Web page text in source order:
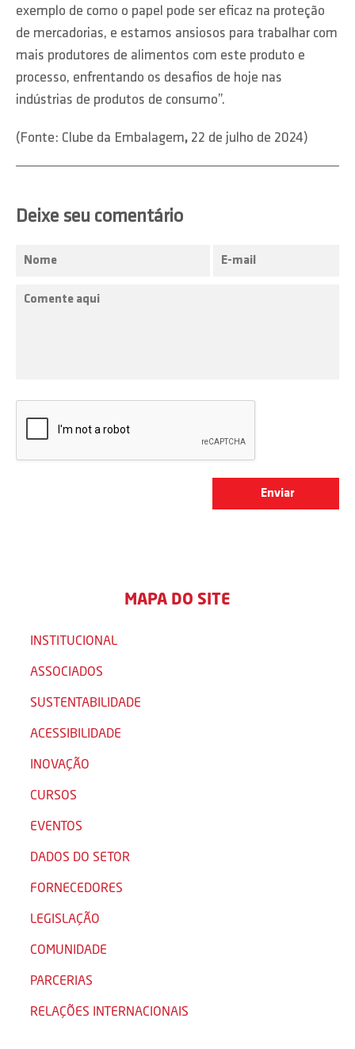
exemplo de como o papel pode ser eficaz na proteção
de mercadorias, e estamos ansiosos para trabalhar com
mais produtores de alimentos com este produto e
processo, enfrentando os desafios de hoje nas
indústrias de produtos de consumo”.
(Fonte: Clube da Embalagem, 22 de julho de 2024)
Deixe seu comentário
MAPA DO SITE
INSTITUCIONAL
ASSOCIADOS
SUSTENTABILIDADE
ACESSIBILIDADE
INOVAÇÃO
CURSOS
EVENTOS
DADOS DO SETOR
FORNECEDORES
LEGISLAÇÃO
COMUNIDADE
PARCERIAS
RELAÇÕES INTERNACIONAIS